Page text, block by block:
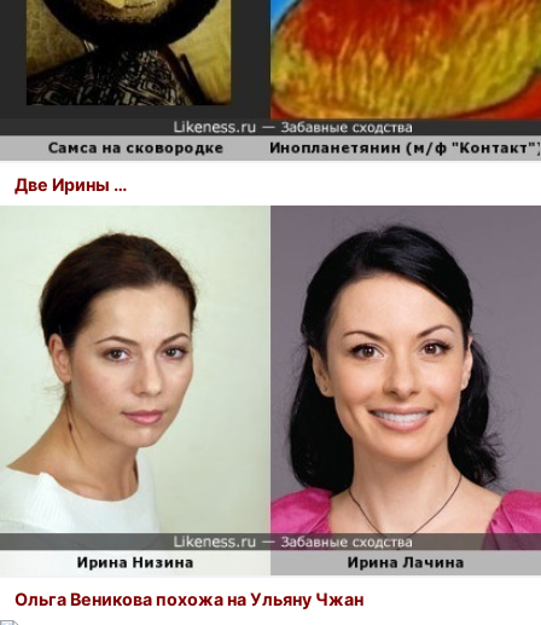
Поиск
Две Ирины …
Ольга Веникова похожа на Ульяну Чжан